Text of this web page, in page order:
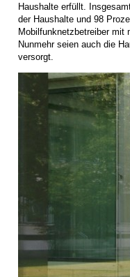
Haushalte erfüllt.
der Haushalte und 98
Mobilfunknetzbetreiber mit
Nunmehr seien auch die
versorgt.